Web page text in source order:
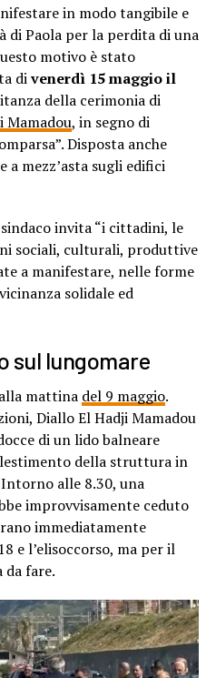
in modo tangibile e
di Paola per la perdita di una
motivo è stato
divenerdì 15 maggio il
della cerimonia di
Mamadou, in segno di
Disposta anche
a mezz’asta sugli edifici
invita “i cittadini, le
sociali, culturali, produttive
a manifestare, nelle forme
solidale ed
sul lungomare
mattina del 9 maggio.
Diallo El Hadji Mamadou
di un lido balneare
della struttura in
alle 8.30, una
improvvisamente ceduto
immediatamente
e l’elisoccorso, ma per il
da fare.